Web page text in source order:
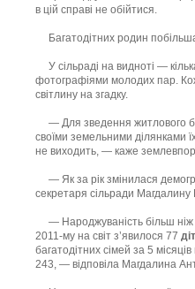
в цій справі не обійтися.
Багатодітних родин
У сільраді на видноті —
фотографіями молодих пар.
світлину на згадку.
— Для зведення житлового
своїми земельними ділянками
не виходить, — каже
— Як за рік змінилася
секретаря сільради Магдалину
— Народжуваність більш ніж
2011-му на світ з’явилося 77
багатодітних сімей за 5
243, — відповіла Магдалина